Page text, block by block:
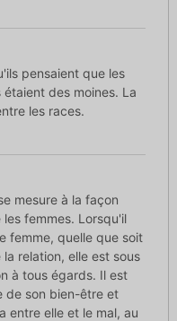
pensaient que les
étaient des moines. La
les races.
mesure à la façon
femmes. Lorsqu'il
femme, quelle que soit
la relation, elle est sous
à tous égards. Il est
de son bien-être et
entre elle et le mal, au